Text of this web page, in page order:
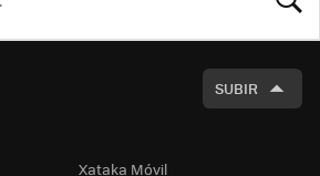
SUBIR
Xataka Móvil